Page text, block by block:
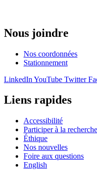
Nous joindre
Nos coordonnées
Stationnement
LinkedIn YouTube Twitter
Liens rapides
Accessibilité
Participer à la recherche
Éthique
Nos nouvelles
Foire aux questions
English